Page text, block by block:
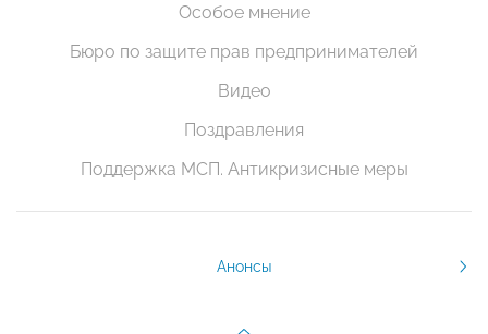
Особое мнение
Бюро по защите прав предпринимателей
Видео
Поздравления
Поддержка МСП. Антикризисные меры
Анонсы